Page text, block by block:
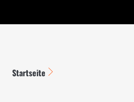
Startseite